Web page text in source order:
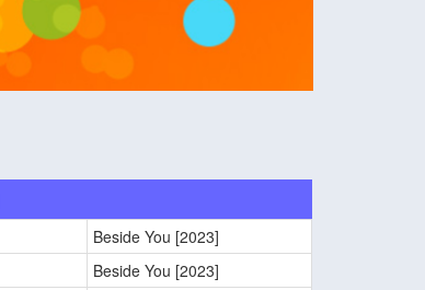
Beside You [2023]
Beside You [2023]